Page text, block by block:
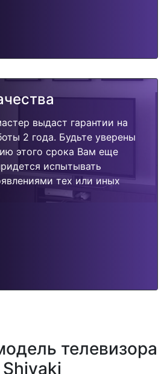
выдаст гарантии на
2 года. Будьте уверены
этого срока Вам еще
испытывать
тех или иных
телевизора
Shivaki